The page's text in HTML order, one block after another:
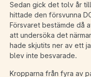
Sedan gick det tolv år
hittade den försvunna
Försvaret bestämde då
att undersöka det
hade skjutits ner av ett
blev inte besvarade.
Kropparna från fyra av